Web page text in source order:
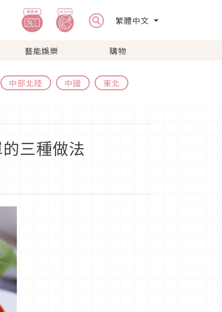
繁體中文
藝能娛樂 購物
中部北陸 中國 東北
三種做法